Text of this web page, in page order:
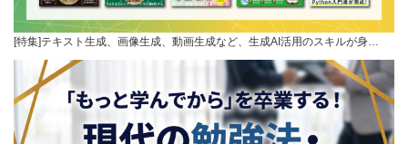
[特集]テキスト生成、画像生成、動画生成など、生成AI活用のスキルが身…